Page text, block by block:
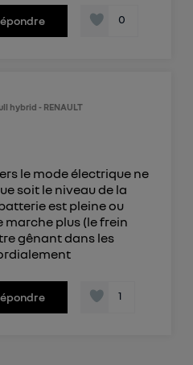
0
hybrid - RENAULT
le mode électrique ne
soit le niveau de la
est pleine ou
marche plus (le frein
gênant dans les
1